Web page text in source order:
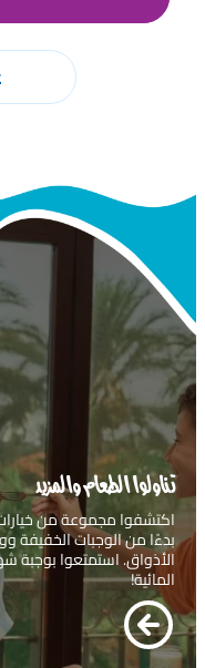
ارتقوا بمغامرتكم
ارتقوا بزيارتكم إلى سرايا
خاصة للتمتع بأقصى درجات
مغامرة الواقع الافتراضي
للحديقة المائية فريدة من